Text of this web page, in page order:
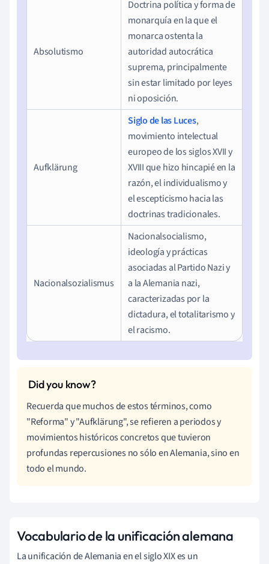
Absolutismo
Doctrina política y forma de
monarquía en la que el
monarca ostenta la
autoridad autocrática
suprema, principalmente
sin estar limitado por leyes
ni oposición.
Aufklärung
Siglo de las Luces,
movimiento intelectual
europeo de los siglos XVII y
XVIII que hizo hincapié en la
razón, el individualismo y
el escepticismo hacia las
doctrinas tradicionales.
Nacionalsozialismus
Nacionalsocialismo,
ideología y prácticas
asociadas al Partido Nazi y
a la Alemania nazi,
caracterizadas por la
dictadura, el totalitarismo y
el racismo.
Recuerda que muchos de estos términos, como
"Reforma" y "Aufklärung", se refieren a periodos y
movimientos históricos concretos que tuvieron
profundas repercusiones no sólo en Alemania, sino en
todo el mundo.
Vocabulario de la unificación alemana
La unificación de Alemania en el siglo XIX es un